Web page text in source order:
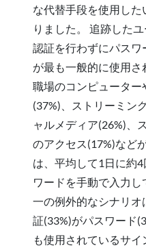
な代替手段を使用し
りました。 追跡した
認証を行わずにパスワ
が最も一般的に使用さ
職場のコンピューター
(37%)、ストリーミン
ャルメディア(26%)、
のアクセス(17%)など
は、平均して1日に約
ワードを手動で入力
一の例外的なシナリ
証(33%)がパスワード
も使用されているサイ